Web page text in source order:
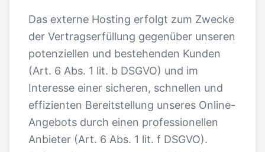
Das externe Hosting erfolgt zum Zwecke
der Vertragserfüllung gegenüber unseren
potenziellen und bestehenden Kunden
(Art. 6 Abs. 1 lit. b DSGVO) und im
Interesse einer sicheren, schnellen und
effizienten Bereitstellung unseres Online-
Angebots durch einen professionellen
Anbieter (Art. 6 Abs. 1 lit. f DSGVO).